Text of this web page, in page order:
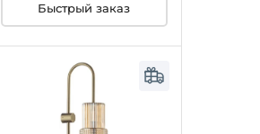
Быстрый заказ